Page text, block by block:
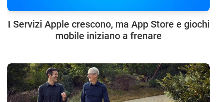
I Servizi Apple crescono, ma App Store e giochi
mobile iniziano a frenare